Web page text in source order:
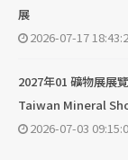
展
2026-07-17
2027年01 礦物展展
Taiwan Mineral
2026-07-03